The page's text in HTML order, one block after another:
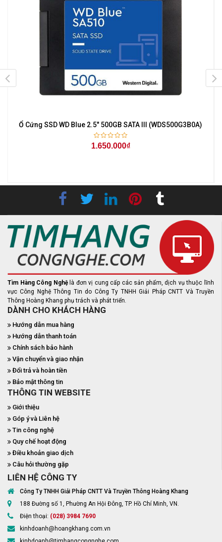
Ổ Cứng SSD WD Blue 2.5" 500GB SATA III (WDS500G3B0A)
1.650.000₫
Tìm Hàng Công Nghệ là đơn vị cung cấp các sản phẩm, dịch vụ thuộc lĩnh
vực Công Nghệ Thông Tin do Công Ty TNHH Giải Pháp CNTT Và Truyền
Thông Hoàng Khang phụ trách và phát triển.
DÀNH CHO KHÁCH HÀNG
Hướng dẫn mua hàng
Hướng dẫn thanh toán
Chính sách bảo hành
Vận chuyển và giao nhận
Đổi trả và hoàn tiền
Bảo mật thông tin
THÔNG TIN WEBSITE
Giới thiệu
Góp ý và Liên hệ
Tin công nghệ
Quy chế hoạt động
Điều khoản giao dịch
Câu hỏi thường gặp
LIÊN HỆ CÔNG TY
Công Ty TNHH Giải Pháp CNTT Và Truyền Thông Hoàng Khang
188 Đường số 1, Phường An Hội Đông, TP. Hồ Chí Minh, VN.
Điện thoại: (028) 3984 7690
kinhdoanh@hoangkhang.com.vn